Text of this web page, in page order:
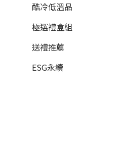
酷冷低溫品
極選禮盒組
送禮推薦
ESG永續